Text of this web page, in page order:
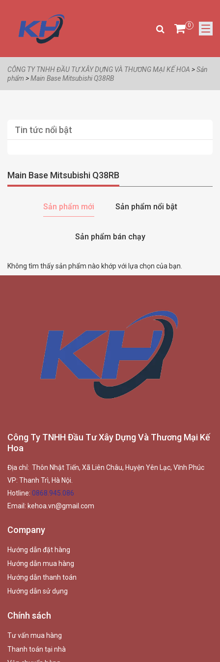
0
CÔNG TY TNHH ĐẦU TƯ XÂY DỰNG VÀ THƯƠNG MẠI KẾ HOA >Sản
phẩm >Main Base Mitsubishi Q38RB
Tin tức nổi bật
Main Base Mitsubishi Q38RB
Sản phẩm mới Sản phẩm nổi bật
Sản phẩm bán chạy
Không tìm thấy sản phẩm nào khớp với lựa chọn của bạn.
Công Ty TNHH Đầu Tư Xây Dựng Và Thương Mại Kế
Hoa
Địa chỉ: Thôn Nhật Tiến, Xã Liên Châu, Huyện Yên Lạc, Vĩnh Phúc
VP: Thanh Trì, Hà Nội.
Hotline: 0868.945.086
Email: kehoa.vn@gmail.com
Company
Hướng dẫn đặt hàng
Hướng dẫn mua hàng
Hướng dẫn thanh toán
Hướng dẫn sử dụng
Chính sách
Tư vấn mua hàng
Thanh toán tại nhà